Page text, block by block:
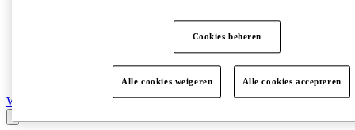
Winkels
Cookies beheren
Alle cookies weigeren Alle cookies accepteren